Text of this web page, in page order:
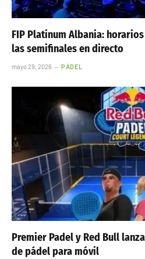
FIP Platinum Albania:
las semifinales en directo
mayo 29, 2026 PÁDEL
Premier Padel y Red Bull
de pádel para móvil